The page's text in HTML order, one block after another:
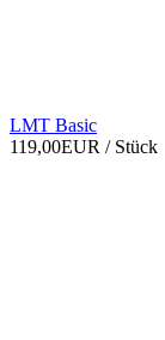
LMT Basic
119,00EUR / Stück